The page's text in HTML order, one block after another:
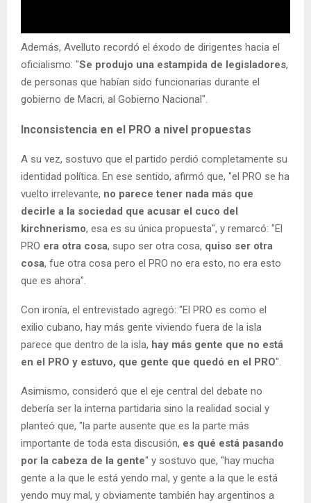
Además, Avelluto recordó el éxodo de dirigentes hacia el
oficialismo: "Se produjo una estampida de legisladores,
de personas que habían sido funcionarias durante el
gobierno de Macri, al Gobierno Nacional".
Inconsistencia en el PRO a nivel propuestas
A su vez, sostuvo que el partido perdió completamente su
identidad política. En ese sentido, afirmó que, "el PRO se ha
vuelto irrelevante, no parece tener nada más que
decirle a la sociedad que acusar el cuco del
kirchnerismo, esa es su única propuesta", y remarcó: "El
PRO era otra cosa, supo ser otra cosa, quiso ser otra
cosa, fue otra cosa pero el PRO no era esto, no era esto
que es ahora".
Con ironía, el entrevistado agregó: "El PRO es como el
exilio cubano, hay más gente viviendo fuera de la isla
parece que dentro de la isla, hay más gente que no está
en el PRO y estuvo, que gente que quedó en el PRO".
Asimismo, consideró que el eje central del debate no
debería ser la interna partidaria sino la realidad social y
planteó que, "la parte ausente que es la parte más
importante de toda esta discusión, es qué está pasando
por la cabeza de la gente" y sostuvo que, "hay mucha
gente a la que le está yendo mal, y gente a la que le está
yendo muy mal, y obviamente también hay argentinos a